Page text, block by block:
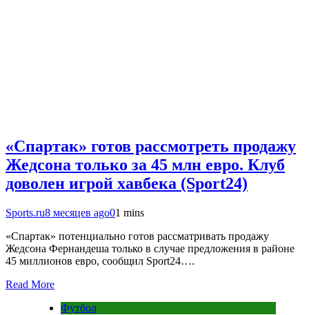
«Спартак» готов рассмотреть продажу
Жедсона только за 45 млн евро. Клуб
доволен игрой хавбека (Sport24)
Sports.ru8 месяцев ago01 mins
«Спартак» потенциально готов рассматривать продажу
Жедсона Фернандеша только в случае предложения в районе
45 миллионов евро, сообщил Sport24….
Read More
Футбол